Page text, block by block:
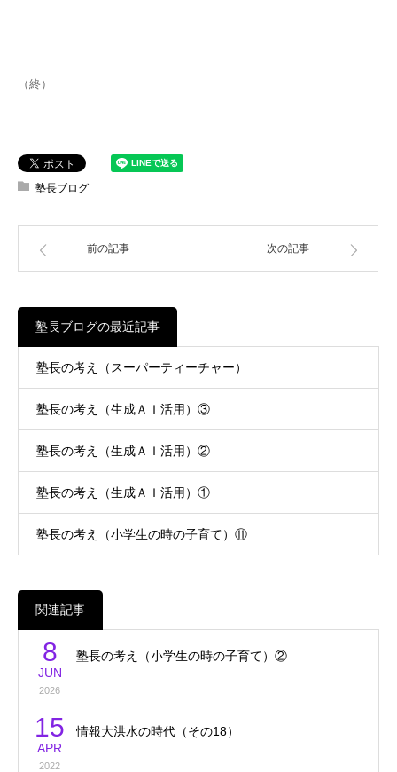
（終）
塾長ブログ
前の記事 次の記事
塾長ブログの最近記事
塾長の考え（スーパーティーチャー）
塾長の考え（生成ＡＩ活用）③
塾長の考え（生成ＡＩ活用）②
塾長の考え（生成ＡＩ活用）①
塾長の考え（小学生の時の子育て）⑪
関連記事
8
JUN
2026
塾長の考え（小学生の時の子育て）②
15
APR
2022
情報大洪水の時代（その18）